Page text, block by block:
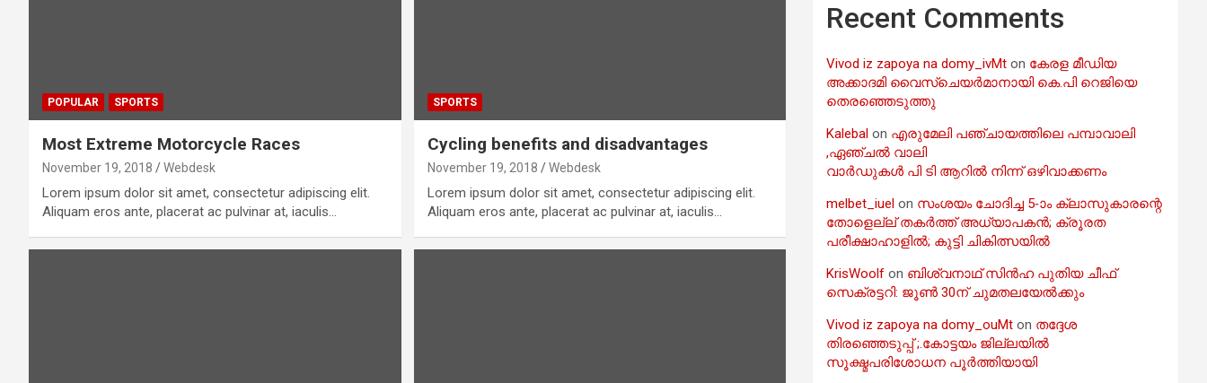
POPULAR SPORTS
Most Extreme Motorcycle Races
November 19, 2018 Webdesk
Lorem ipsum dolor sit amet, consectetur adipiscing elit.
Aliquam eros ante, placerat ac pulvinar at, iaculis…
SPORTS
Cycling benefits and disadvantages
November 19, 2018 Webdesk
Lorem ipsum dolor sit amet, consectetur adipiscing elit.
Aliquam eros ante, placerat ac pulvinar at, iaculis…
Recent Comments
Vivod iz zapoya na domy_ivMt on കേരള മീഡിയ
അക്കാദമി വൈസ്ചെയർമാനായി കെ.പി റെജിയെ
തെരഞ്ഞെടുത്തു
Kalebal on എരുമേലി പഞ്ചായത്തിലെ പമ്പാവാലി
,ഏഞ്ചൽ വാലി
വാർഡുകൾ പി ടി ആറിൽ നിന്ന് ഒഴിവാക്കണം
melbet_iuel on സംശയം ചോദിച്ച 5-ാം ക്ലാസുകാരന്റെ
തോളെല്ല് തകർത്ത് അധ്യാപകൻ; ക്രൂരത
പരീക്ഷാഹാളിൽ; കുട്ടി ചികിത്സയിൽ
KrisWoolf on ബിശ്വനാഥ് സിൻഹ പുതിയ ചീഫ്
സെക്രട്ടറി: ജൂൺ 30ന് ചുമതലയേൽക്കും
Vivod iz zapoya na domy_ouMt on തദ്ദേശ
തിരഞ്ഞെടുപ്പ് ;.കോട്ടയം ജില്ലയിൽ
സൂക്ഷ്മപരിശോധന പൂർത്തിയായി